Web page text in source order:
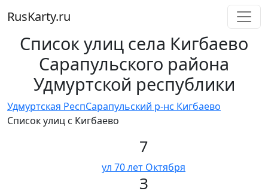
RusKarty.ru
Список улиц села Кигбаево
Сарапульского района
Удмуртской республики
Удмуртская РеспСарапульский р-нс Кигбаево
Список улиц с Кигбаево
7
ул 70 лет Октября
З